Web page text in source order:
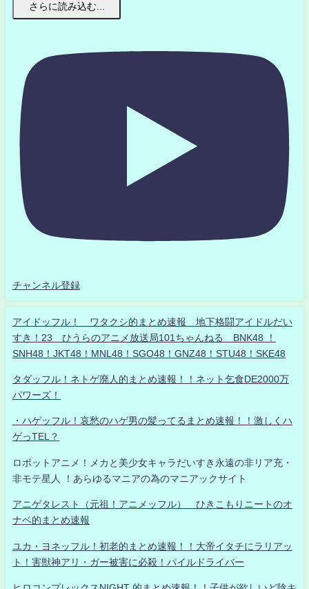
さらに読み込む...
チャンネル登録
アイドッフル！ ワタクシ的まとめ速報 地下格闘アイドルだい
すき！23 ひうらのアニメ放送局101ちゃんねる BNK48 ！
SNH48！JKT48！MNL48！SGO48！GNZ48！STU48！SKE48
タダッフル！ネトゲ廃人的まとめ速報！！ネット乞食DE2000万
パワーズ！
・ハゲッフル！哀愁のハゲ男の髪ってるまとめ速報！！激しくハ
ゲっTEL？
ロボットアニメ！メカと美少女キャラだいすき永遠の非リア充・
非モテ星人 ！あらゆるマニアの為のマニアックサイト
アニゲタレスト（元祖！アニメッフル） ひきこもりニートのオ
ナベ的まとめ速報
ユカ・ヨネッフル！初老的まとめ速報！！大帝イタチにラリアッ
ト！害獣神アリ・ガー被害に必殺！パイルドライバー